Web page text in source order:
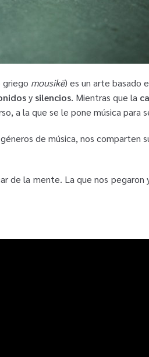
griego mousikē) es un arte basado
y silencios. Mientras que la
a la que se le pone música para
de música, nos comparten
de la mente. La que nos